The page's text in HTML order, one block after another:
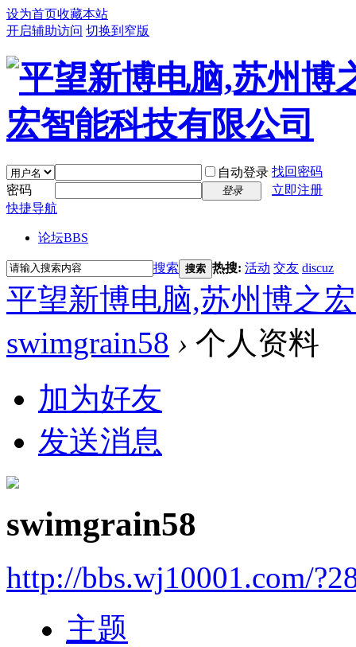
设为首页收藏本站
开启辅助访问 切换到窄版
自动登录 找回密码
密码
登录
立即注册
快捷导航
论坛BBS
搜索 搜索 热搜: 活动 交友 discuz
平望新博电脑,苏州博之
swimgrain58 › 个人资料
加为好友
发送消息
swimgrain58
http://bbs.wj10001.com/
主题